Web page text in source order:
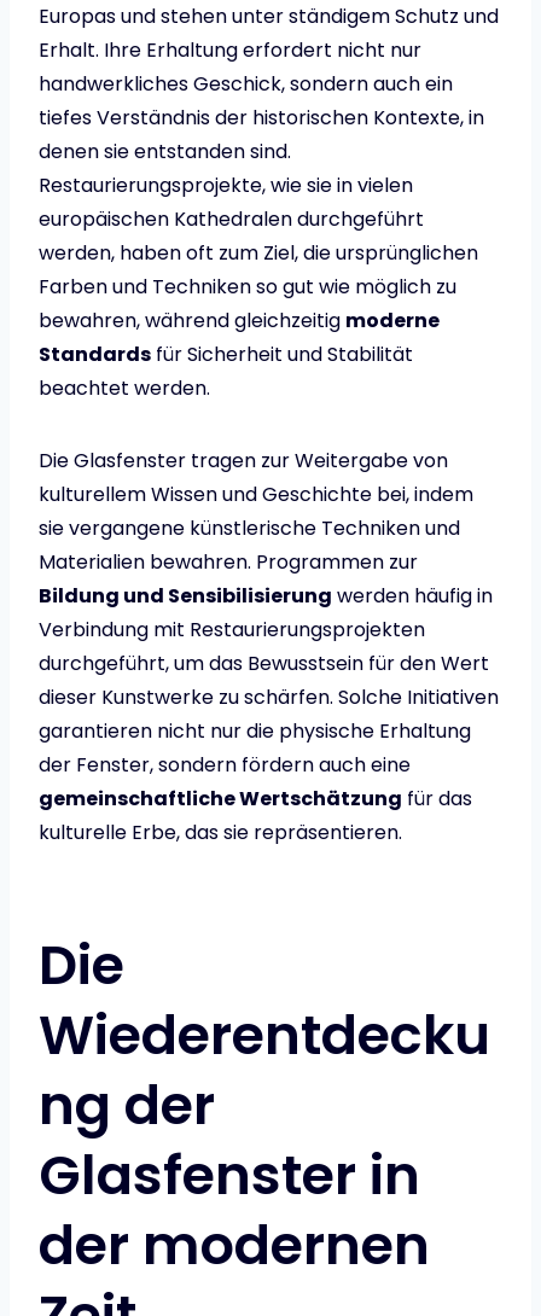
Europas und stehen unter ständigem Schutz und
Erhalt. Ihre Erhaltung erfordert nicht nur
handwerkliches Geschick, sondern auch ein
tiefes Verständnis der historischen Kontexte, in
denen sie entstanden sind.
Restaurierungsprojekte, wie sie in vielen
europäischen Kathedralen durchgeführt
werden, haben oft zum Ziel, die ursprünglichen
Farben und Techniken so gut wie möglich zu
bewahren, während gleichzeitig moderne
Standards für Sicherheit und Stabilität
beachtet werden.
Die Glasfenster tragen zur Weitergabe von
kulturellem Wissen und Geschichte bei, indem
sie vergangene künstlerische Techniken und
Materialien bewahren. Programmen zur
Bildung und Sensibilisierung werden häufig in
Verbindung mit Restaurierungsprojekten
durchgeführt, um das Bewusstsein für den Wert
dieser Kunstwerke zu schärfen. Solche Initiativen
garantieren nicht nur die physische Erhaltung
der Fenster, sondern fördern auch eine
gemeinschaftliche Wertschätzung für das
kulturelle Erbe, das sie repräsentieren.
Die
Wiederentdecku
ng der
Glasfenster in
der modernen